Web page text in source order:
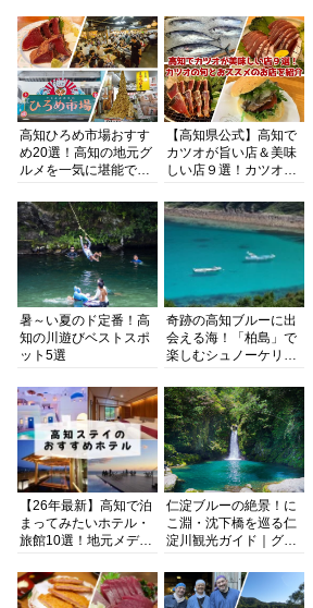
高知ひろめ市場おすす
め20選！高知の地元グ
ルメを一気に堪能でき
底解剖
【高知県公式】高知で
カツオが旨い店＆美味
しい店９選！カツオの
紹介
暑～い夏のド定番！高
知の川遊びベストスポ
ット5選
奇跡の高知ブルーに出
会える海！「柏島」で
楽しむシュノーケリン
浴にキャンプまで透明
度抜群の海の楽園を徹
底紹介
【26年最新】高知で泊
まってみたいホテル・
旅館10選！地元メディ
厳選
仁淀ブルーの絶景！に
こ淵・沈下橋を巡る仁
淀川観光ガイド｜グル
まで完全網羅！